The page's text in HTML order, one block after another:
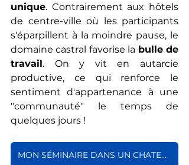
unique. Contrairement aux hôtels
de centre-ville où les participants
s'éparpillent à la moindre pause, le
domaine castral favorise la bulle de
travail. On y vit en autarcie
productive, ce qui renforce le
sentiment d'appartenance à une
"communauté" le temps de
quelques jours !
MON SÉMINAIRE DANS UN CHATEAU !